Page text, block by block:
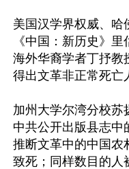
美国汉学界权威、哈
《中国：新历史》
海外华裔学者丁抒教
得出文革非正常死亡
加州大学尔湾分校苏
中共公开出版县志中
推断文革中的中国农
致死；同样数目的人